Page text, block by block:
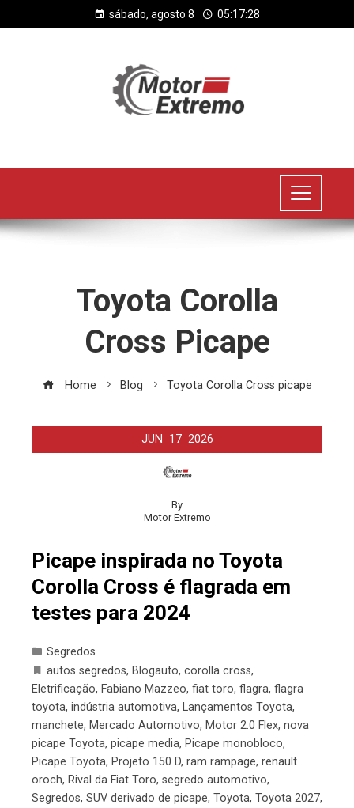
sábado, agosto 8 05:17:29
Toyota Corolla
Cross Picape
Home Blog Toyota Corolla Cross picape
JUN 17 2026
By
Motor Extremo
Picape inspirada no Toyota
Corolla Cross é flagrada em
testes para 2024
Segredos
autos segredos, Blogauto, corolla cross,
Eletrificação, Fabiano Mazzeo, fiat toro, flagra, flagra
toyota, indústria automotiva, Lançamentos Toyota,
manchete, Mercado Automotivo, Motor 2.0 Flex, nova
picape Toyota, picape media, Picape monobloco,
Picape Toyota, Projeto 150 D, ram rampage, renault
oroch, Rival da Fiat Toro, segredo automotivo,
Segredos, SUV derivado de picape, Toyota, Toyota 2027,